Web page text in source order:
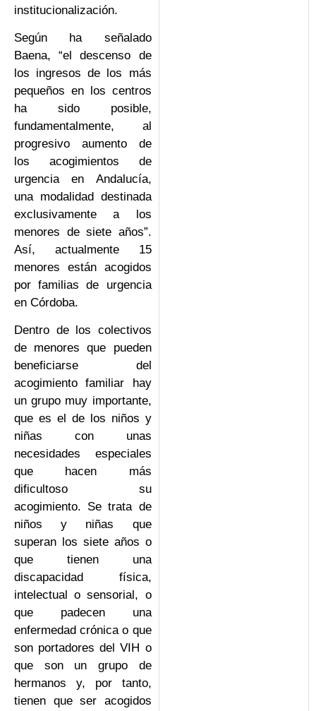
institucionalización.
Según ha señalado
Baena, “el descenso de
los ingresos de los más
pequeños en los centros
ha sido posible,
fundamentalmente, al
progresivo aumento de
los acogimientos de
urgencia en Andalucía,
una modalidad destinada
exclusivamente a los
menores de siete años”.
Así, actualmente 15
menores están acogidos
por familias de urgencia
en Córdoba.
Dentro de los colectivos
de menores que pueden
beneficiarse del
acogimiento familiar hay
un grupo muy importante,
que es el de los niños y
niñas con unas
necesidades especiales
que hacen más
dificultoso su
acogimiento. Se trata de
niños y niñas que
superan los siete años o
que tienen una
discapacidad física,
intelectual o sensorial, o
que padecen una
enfermedad crónica o que
son portadores del VIH o
que son un grupo de
hermanos y, por tanto,
tienen que ser acogidos